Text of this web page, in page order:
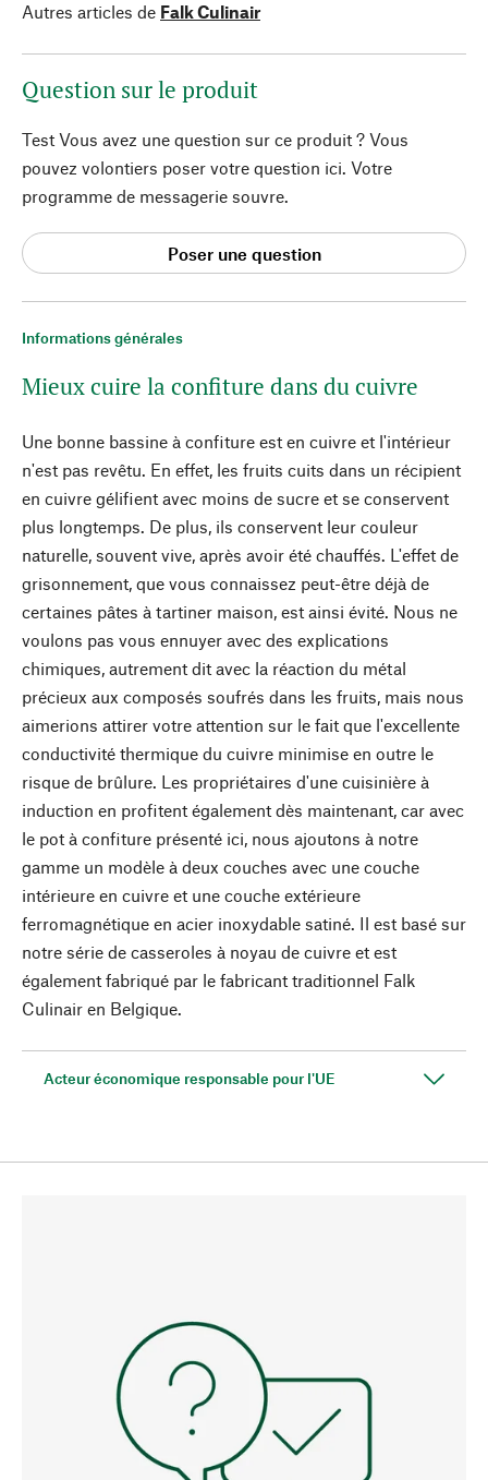
Informations générales
Mieux cuire la confiture dans du cuivre
Une bonne bassine à confiture est en cuivre et l'intérieur
n'est pas revêtu. En effet, les fruits cuits dans un récipient
en cuivre gélifient avec moins de sucre et se conservent
plus longtemps. De plus, ils conservent leur couleur
naturelle, souvent vive, après avoir été chauffés. L'effet de
grisonnement, que vous connaissez peut-être déjà de
certaines pâtes à tartiner maison, est ainsi évité. Nous ne
voulons pas vous ennuyer avec des explications
chimiques, autrement dit avec la réaction du métal
précieux aux composés soufrés dans les fruits, mais nous
aimerions attirer votre attention sur le fait que l'excellente
conductivité thermique du cuivre minimise en outre le
risque de brûlure. Les propriétaires d'une cuisinière à
induction en profitent également dès maintenant, car avec
le pot à confiture présenté ici, nous ajoutons à notre
gamme un modèle à deux couches avec une couche
intérieure en cuivre et une couche extérieure
ferromagnétique en acier inoxydable satiné. Il est basé sur
notre série de casseroles à noyau de cuivre et est
également fabriqué par le fabricant traditionnel Falk
Culinair en Belgique.
Acteur économique responsable pour l'UE
Autres articles de Falk Culinair
Question sur le produit
Test Vous avez une question sur ce produit ? Vous
pouvez volontiers poser votre question ici. Votre
programme de messagerie souvre.
Poser une question